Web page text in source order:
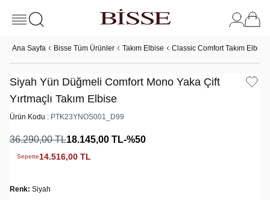
Ana Sayfa Bisse Tüm Ürünler Takım Elbise Classic Comfort Takım Elbise
Siyah Yün Düğmeli Comfort Mono Yaka Çift
Yırtmaçlı Takım Elbise
Ürün Kodu : PTK23YNOS001_D99
36.290,00TL18.145,00 TL-%50
Sepette14.516,00 TL
Renk: Siyah